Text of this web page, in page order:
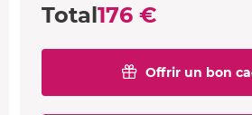
Total176 €
Offrir un bon